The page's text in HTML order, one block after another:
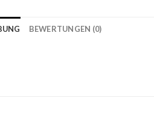
BEWERTUNGEN (0)